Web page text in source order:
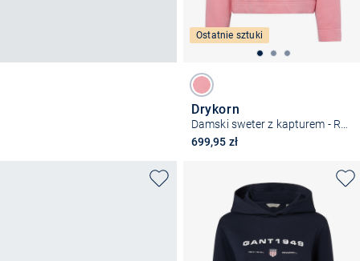
Ostatnie sztuki
Drykorn
699,95 zł